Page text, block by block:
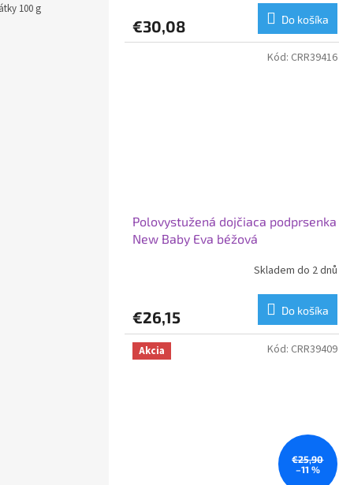
100 g
€30,08 Do košíka
Polovystužená dojčiaca podprsenka
New Baby Eva béžová
Skladem do 2 dnů
€26,15 Do košíka
Kód: CRR39416
Akcia
€25,90
–11 %
Kód: CRR39409